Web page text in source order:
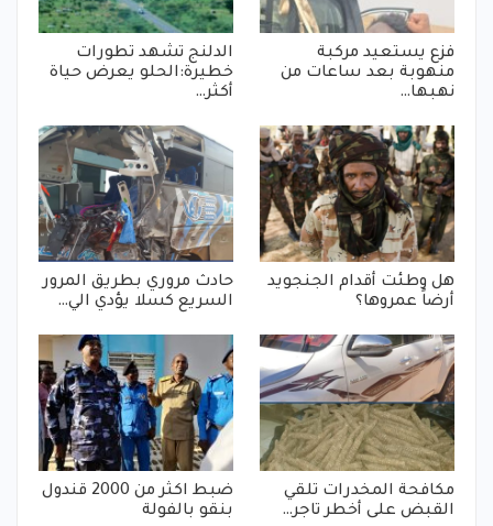
فزع يستعيد مركبة
منهوبة بعد ساعات من
نهبها…
الدلنج تشهد تطورات
خطيرة:الحلو يعرض حياة
أكثر…
هل وطئت أقدام الجنجويد
أرضاً عمروها؟
حادث مروري بطريق المرور
السريع كسلا يؤدي الي…
مكافحة المخدرات تلقي
القبض على أخطر تاجر…
ضبط اكثر من 2000 قندول
بنقو بالفولة